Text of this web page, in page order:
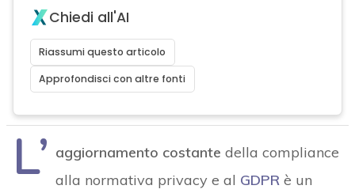
Chiedi all'AI
Riassumi questo articolo
Approfondisci con altre fonti
L’ aggiornamento costante della compliance
alla normativa privacy e al GDPRè un